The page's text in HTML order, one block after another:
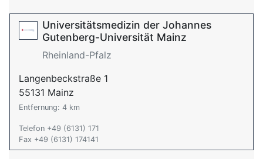
Universitätsmedizin der Johannes
Gutenberg-Universität Mainz
Rheinland-Pfalz
Langenbeckstraße 1
55131 Mainz
Entfernung: 4 km
Telefon +49 (6131) 171
Fax +49 (6131) 174141